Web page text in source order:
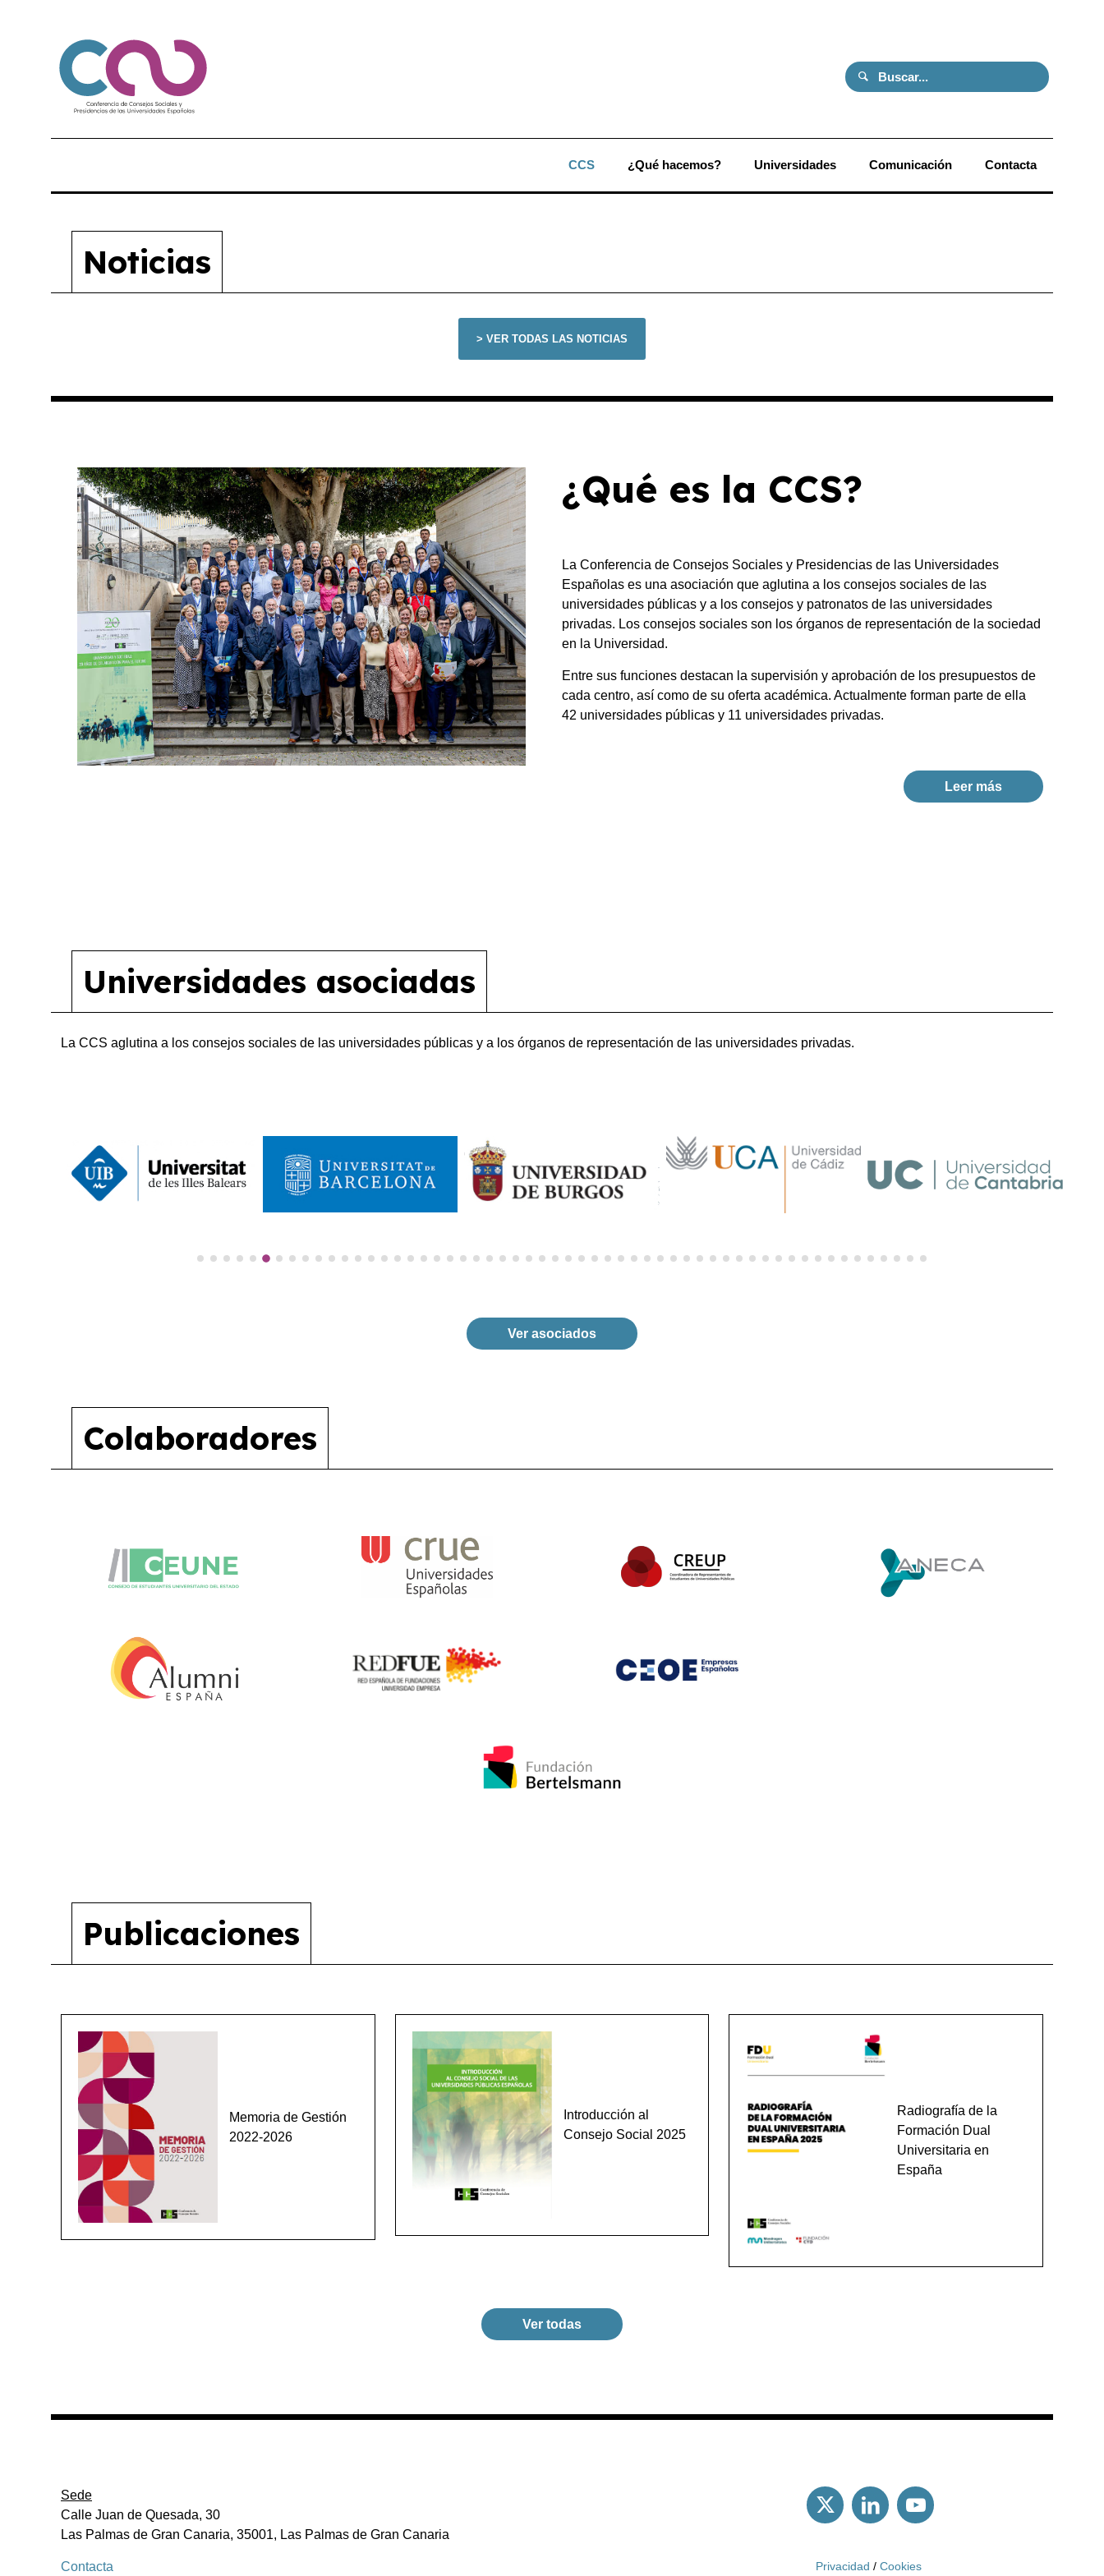
CCS ¿Qué hacemos? Universidades Comunicación Contacta
Noticias
> VER TODAS LAS NOTICIAS
¿Qué es la CCS?
La Conferencia de Consejos Sociales y Presidencias de las Universidades
Españolas es una asociación que aglutina a los consejos sociales de las
universidades públicas y a los consejos y patronatos de las universidades
privadas. Los consejos sociales son los órganos de representación de la sociedad
en la Universidad.
Entre sus funciones destacan la supervisión y aprobación de los presupuestos de
cada centro, así como de su oferta académica. Actualmente forman parte de ella
42 universidades públicas y 11 universidades privadas.
Leer más
Universidades asociadas
La CCS aglutina a los consejos sociales de las universidades públicas y a los órganos de representación de las universidades privadas.
Ver asociados
Colaboradores
Publicaciones
Memoria de Gestión
2022-2026
Introducción al
Consejo Social 2025
Radiografía de la
Formación Dual
Universitaria en
España
Ver todas
Sede
Calle Juan de Quesada, 30
Las Palmas de Gran Canaria, 35001, Las Palmas de Gran Canaria
Contacta Privacidad / Cookies